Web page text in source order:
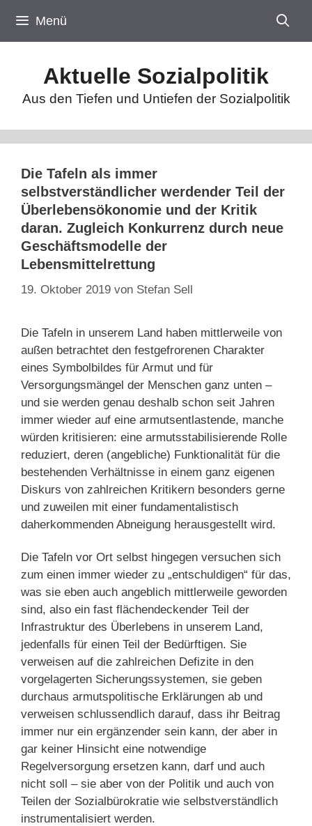
Inhalt
springen
Menü
Aktuelle Sozialpolitik
Aus den Tiefen und Untiefen der Sozialpolitik
Die Tafeln als immer
selbstverständlicher werdender Teil der
Überlebensökonomie und der Kritik
daran. Zugleich Konkurrenz durch neue
Geschäftsmodelle der
Lebensmittelrettung
19. Oktober 2019 von Stefan Sell
Die Tafeln in unserem Land haben mittlerweile von
außen betrachtet den festgefrorenen Charakter
eines Symbolbildes für Armut und für
Versorgungsmängel der Menschen ganz unten –
und sie werden genau deshalb schon seit Jahren
immer wieder auf eine armutsentlastende, manche
würden kritisieren: eine armutsstabilisierende Rolle
reduziert, deren (angebliche) Funktionalität für die
bestehenden Verhältnisse in einem ganz eigenen
Diskurs von zahlreichen Kritikern besonders gerne
und zuweilen mit einer fundamentalistisch
daherkommenden Abneigung herausgestellt wird.
Die Tafeln vor Ort selbst hingegen versuchen sich
zum einen immer wieder zu „entschuldigen“ für das,
was sie eben auch angeblich mittlerweile geworden
sind, also ein fast flächendeckender Teil der
Infrastruktur des Überlebens in unserem Land,
jedenfalls für einen Teil der Bedürftigen. Sie
verweisen auf die zahlreichen Defizite in den
vorgelagerten Sicherungssystemen, sie geben
durchaus armutspolitische Erklärungen ab und
verweisen schlussendlich darauf, dass ihr Beitrag
immer nur ein ergänzender sein kann, der aber in
gar keiner Hinsicht eine notwendige
Regelversorgung ersetzen kann, darf und auch
nicht soll – sie aber von der Politik und auch von
Teilen der Sozialbürokratie wie selbstverständlich
instrumentalisiert werden.